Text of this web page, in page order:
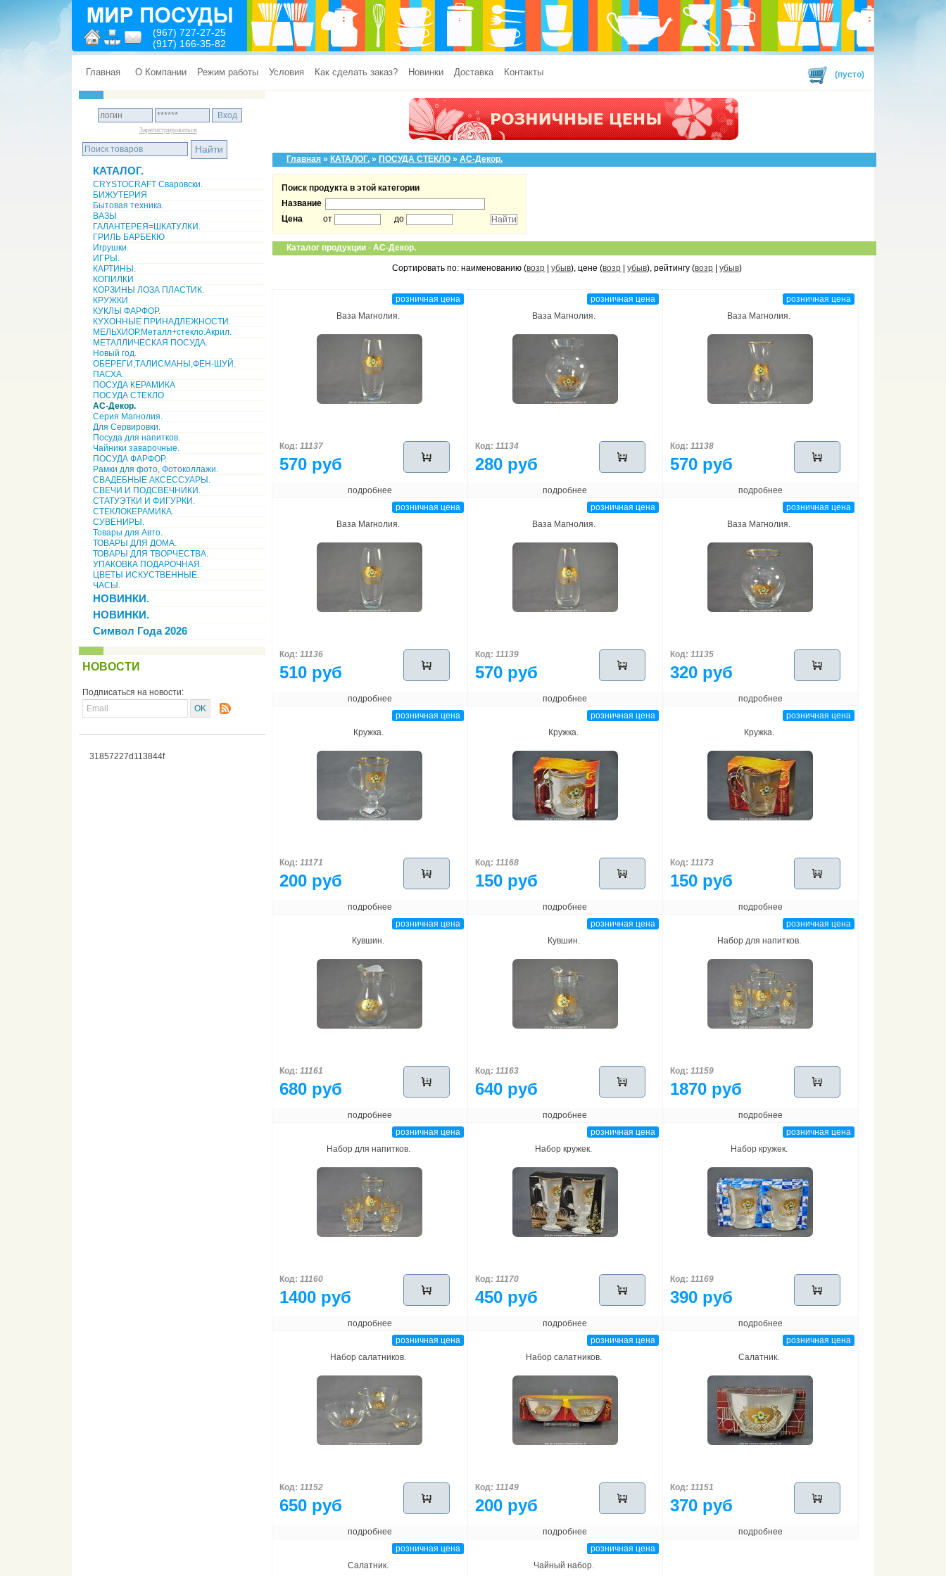
(967) 727-27-25
(917) 166-35-82
Главная О Компании Режим работы Условия Как сделать заказ? Новинки Доставка Контакты (пусто)
Зарегистрироваться
КАТАЛОГ.
CRYSTOCRAFT Сваровски.
БИЖУТЕРИЯ
Бытовая техника.
ВАЗЫ
ГАЛАНТЕРЕЯ=ШКАТУЛКИ.
ГРИЛЬ БАРБЕКЮ
Игрушки.
ИГРЫ.
КАРТИНЫ.
КОПИЛКИ
КОРЗИНЫ ЛОЗА ПЛАСТИК.
КРУЖКИ.
КУКЛЫ ФАРФОР.
КУХОННЫЕ ПРИНАДЛЕЖНОСТИ.
МЕЛЬХИОР.Металл+стекло.Акрил.
МЕТАЛЛИЧЕСКАЯ ПОСУДА.
Новый год.
ОБЕРЕГИ,ТАЛИСМАНЫ,ФЕН-ШУЙ.
ПАСХА.
ПОСУДА КЕРАМИКА
ПОСУДА СТЕКЛО
АС-Декор.
Серия Магнолия.
Для Сервировки.
Посуда для напитков.
Чайники заварочные.
ПОСУДА ФАРФОР.
Рамки для фото, Фотоколлажи.
СВАДЕБНЫЕ АКСЕССУАРЫ.
СВЕЧИ И ПОДСВЕЧНИКИ.
СТАТУЭТКИ И ФИГУРКИ.
СТЕКЛОКЕРАМИКА.
СУВЕНИРЫ.
Товары для Авто.
ТОВАРЫ ДЛЯ ДОМА.
ТОВАРЫ ДЛЯ ТВОРЧЕСТВА.
УПАКОВКА ПОДАРОЧНАЯ.
ЦВЕТЫ ИСКУСТВЕННЫЕ.
ЧАСЫ.
НОВИНКИ.
НОВИНКИ.
Символ Года 2026
НОВОСТИ
Подписаться на новости:
31857227d113844f
Главная » КАТАЛОГ. » ПОСУДА СТЕКЛО » АС-Декор.
Поиск продукта в этой категории
Название
Цена
от до
Каталог продукции - АС-Декор.
Сортировать по: наименованию (возр |убыв), цене (возр |убыв), рейтингу (возр |убыв)
розничная цена
Ваза Магнолия.
Код: 11137
570 руб
подробнее
розничная цена
Ваза Магнолия.
Код: 11134
280 руб
подробнее
розничная цена
Ваза Магнолия.
Код: 11138
570 руб
подробнее
розничная цена
Ваза Магнолия.
Код: 11136
510 руб
подробнее
розничная цена
Ваза Магнолия.
Код: 11139
570 руб
подробнее
розничная цена
Ваза Магнолия.
Код: 11135
320 руб
подробнее
розничная цена
Кружка.
Код: 11171
200 руб
подробнее
розничная цена
Кружка.
Код: 11168
150 руб
подробнее
розничная цена
Кружка.
Код: 11173
150 руб
подробнее
розничная цена
Кувшин.
Код: 11161
680 руб
подробнее
розничная цена
Кувшин.
Код: 11163
640 руб
подробнее
розничная цена
Набор для напитков.
Код: 11159
1870 руб
подробнее
розничная цена
Набор для напитков.
Код: 11160
1400 руб
подробнее
розничная цена
Набор кружек.
Код: 11170
450 руб
подробнее
розничная цена
Набор кружек.
Код: 11169
390 руб
подробнее
розничная цена
Набор салатников.
Код: 11152
650 руб
подробнее
розничная цена
Набор салатников.
Код: 11149
200 руб
подробнее
розничная цена
Салатник.
Код: 11151
370 руб
подробнее
розничная цена
Салатник.
розничная цена
Чайный набор.